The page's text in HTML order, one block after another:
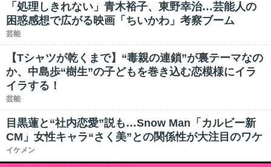
「処理しきれない」青木裕子、東野幸治…芸能人の
困惑感想で広がる映画「ちいかわ」考察ブーム
芸能
【Tシャツが乾くまで】“毒親の連鎖”が裏テーマなの
か、中島歩“樹生”の子どもを巻き込む恋模様にイラ
イラする！
芸能
目黒蓮と“社内恋愛”説も…Snow Man「カルビー新
CM」女性キャラ“さく美”との関係性が大注目のワケ
イケメン